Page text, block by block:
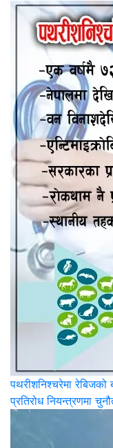
पथरीशनिश्‍चरेमा रेबिजको
प्रतिरोध नियन्त्रणमा